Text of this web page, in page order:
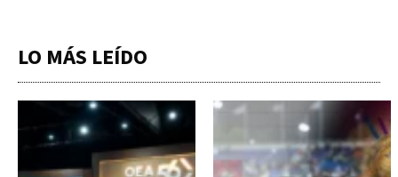
LO MÁS LEÍDO